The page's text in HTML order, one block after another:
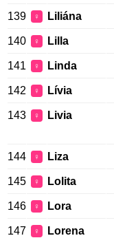
139 ♀ Liliána
140 ♀ Lilla
141 ♀ Linda
142 ♀ Lívia
143 ♀ Livia
144 ♀ Liza
145 ♀ Lolita
146 ♀ Lora
147 ♀ Lorena